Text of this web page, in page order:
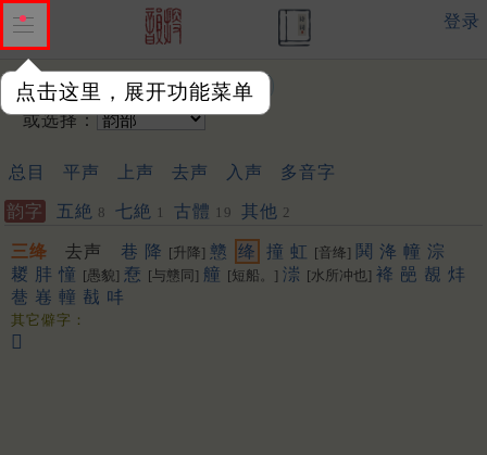
点击这里，展开功能菜单
登录
输入韵字：
或选择：
总目 平声 上声 去声 入声 多音字
韵字 五絶 8 七絶 1 古體 19 其他 2
三绛 去声 巷 降 [升降] 戆 绛 撞 虹 [音绛] 鬨 洚 幢 淙
䎫 肨 憧 [愚貌] 憃 [与戆同] 艟 [短船。] 漴 [水所冲也] 袶 䣈 䚎 炐
䢽 㟟 䡴 㦼 㕩
其它僻字：
𥈄